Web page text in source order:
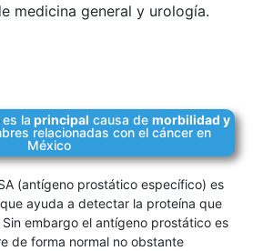
medicina general y urología.
la principal causa de morbilidad y
relacionadas con el cáncer en
México
(antígeno prostático específico) es
ayuda a detectar la proteína que
embargo el antígeno prostático es
de forma normal no obstante